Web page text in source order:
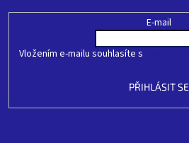
E-mail
Vložením e-mailu souhlasíte s
PŘIHLÁSIT SE